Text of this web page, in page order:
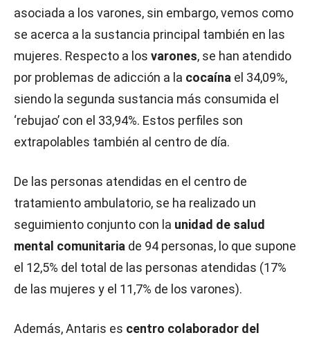
asociada a los varones, sin embargo, vemos como
se acerca a la sustancia principal también en las
mujeres. Respecto a los varones, se han atendido
por problemas de adicción a la cocaína el 34,09%,
siendo la segunda sustancia más consumida el
‘rebujao’ con el 33,94%. Estos perfiles son
extrapolables también al centro de día.
De las personas atendidas en el centro de
tratamiento ambulatorio, se ha realizado un
seguimiento conjunto con la unidad de salud
mental comunitaria de 94 personas, lo que supone
el 12,5% del total de las personas atendidas (17%
de las mujeres y el 11,7% de los varones).
Además, Antaris es centro colaborador del